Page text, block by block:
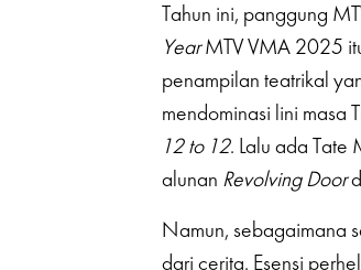
Tahun ini, panggung
YearMTV VMA 2025
penampilan teatrikal
mendominasi lini masa
12 to 12. Lalu ada Tate
alunan Revolving Door
Namun, sebagaimana
dari cerita. Esensi